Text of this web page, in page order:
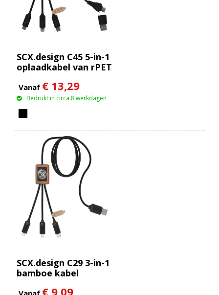
SCX.design C45 5-in-1
oplaadkabel van rPET
gegevensoverdracht
Vanaf € 13,29
Bedrukt in circa 8 werkdagen
SCX.design C29 3-in-1
bamboe kabel
Vanaf € 9,09